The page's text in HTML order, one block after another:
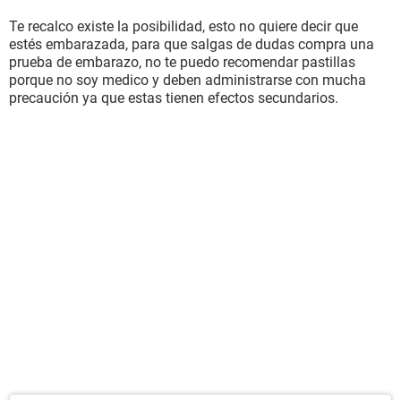
Te recalco existe la posibilidad, esto no quiere decir que
estés embarazada, para que salgas de dudas compra una
prueba de embarazo, no te puedo recomendar pastillas
porque no soy medico y deben administrarse con mucha
precaución ya que estas tienen efectos secundarios.